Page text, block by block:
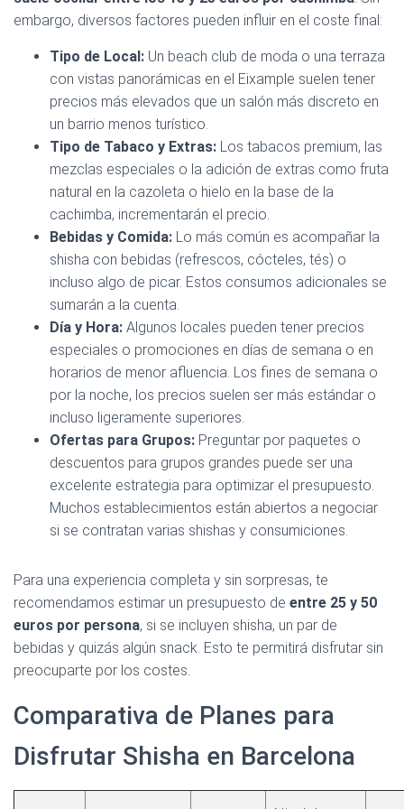
embargo, diversos factores pueden influir en el coste final:
Tipo de Local: Un beach club de moda o una terraza
con vistas panorámicas en el Eixample suelen tener
precios más elevados que un salón más discreto en
un barrio menos turístico.
Tipo de Tabaco y Extras: Los tabacos premium, las
mezclas especiales o la adición de extras como fruta
natural en la cazoleta o hielo en la base de la
cachimba, incrementarán el precio.
Bebidas y Comida: Lo más común es acompañar la
shisha con bebidas (refrescos, cócteles, tés) o
incluso algo de picar. Estos consumos adicionales se
sumarán a la cuenta.
Día y Hora: Algunos locales pueden tener precios
especiales o promociones en días de semana o en
horarios de menor afluencia. Los fines de semana o
por la noche, los precios suelen ser más estándar o
incluso ligeramente superiores.
Ofertas para Grupos: Preguntar por paquetes o
descuentos para grupos grandes puede ser una
excelente estrategia para optimizar el presupuesto.
Muchos establecimientos están abiertos a negociar
si se contratan varias shishas y consumiciones.
Para una experiencia completa y sin sorpresas, te
recomendamos estimar un presupuesto de entre 25 y 50
euros por persona, si se incluyen shisha, un par de
bebidas y quizás algún snack. Esto te permitirá disfrutar sin
preocuparte por los costes.
Comparativa de Planes para
Disfrutar Shisha en Barcelona